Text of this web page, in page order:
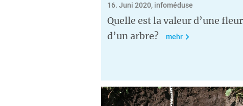
16. Juni 2020, infoméduse
Quelle est la valeur d’une
d’un arbre?
mehr